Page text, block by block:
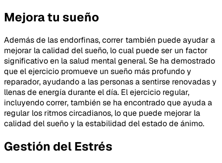
Mejora tu sueño
Además de las endorfinas, correr también puede ayudar a
mejorar la calidad del sueño, lo cual puede ser un factor
significativo en la salud mental general. Se ha demostrado
que el ejercicio promueve un sueño más profundo y
reparador, ayudando a las personas a sentirse renovadas y
llenas de energía durante el día. El ejercicio regular,
incluyendo correr, también se ha encontrado que ayuda a
regular los ritmos circadianos, lo que puede mejorar la
calidad del sueño y la estabilidad del estado de ánimo.
Gestión del Estrés